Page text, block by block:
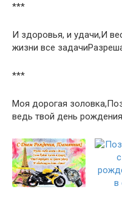
***
И здоровья, и удачи,И
жизни все
***
Моя дорогая
ведь твой день